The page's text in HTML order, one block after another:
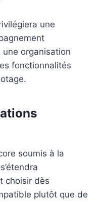
une
une organisation
fonctionnalités
soumis à la
choisir dès
plutôt que de